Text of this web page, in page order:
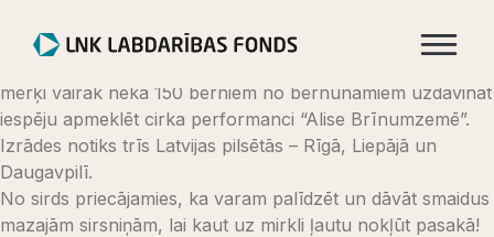
LNKIndustries un LNKCharityFund (LNK Labdarības
mērķi vairāk nekā 150 bērniem no bērnunamiem uzdāvināt
iespēju apmeklēt cirka performanci “Alise Brīnumzemē”.
Izrādes notiks trīs Latvijas pilsētās – Rīgā, Liepājā un
Daugavpilī.
No sirds priecājamies, ka varam palīdzēt un dāvāt smaidus
mazajām sirsniņām, lai kaut uz mirkli ļautu nokļūt pasakā!